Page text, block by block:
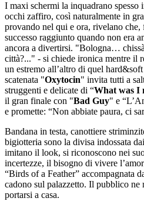
I maxi schermi la inquadrano
occhi zaffiro, così naturalmente in
provando nel qui e ora, rivelano che,
successo raggiunto quando non era
ancora a divertirsi. "Bologna…
città?..." - si chiede ironica mentre il
un estremo all’altro di quel
scatenata "Oxytocin" invita tutti a
struggenti e delicate di “What was I
il gran finale con "Bad Guy" e
e promette: “Non abbiate paura, ci
Bandana in testa, canottiere
bigiotteria sono la divisa indossata
imitano il look, si riconoscono nei
incertezze, il bisogno di vivere
“Birds of a Feather” accompagnata
cadono sul palazzetto. Il pubblico ne
portarsi a casa.